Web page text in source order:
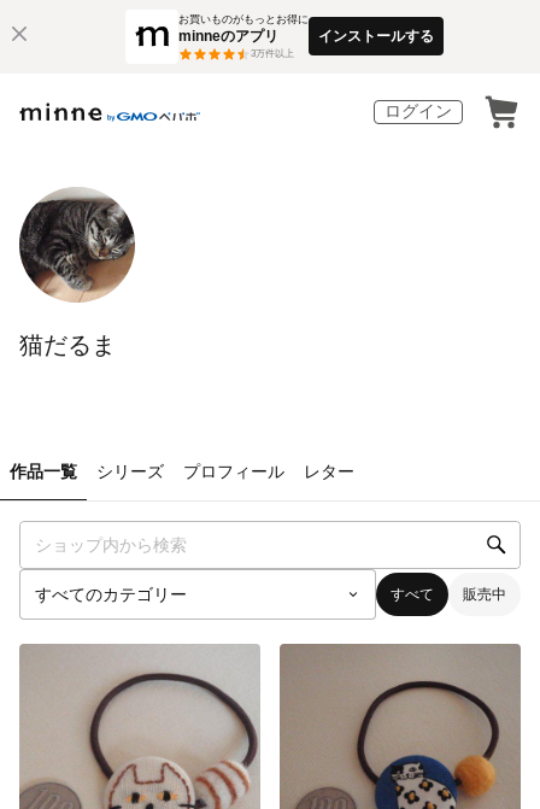
お買いものがもっとお得に
minneのアプリ
3万件以上
インストールする
ログイン
猫だるま
作品一覧 シリーズ プロフィール レター
すべて 販売中